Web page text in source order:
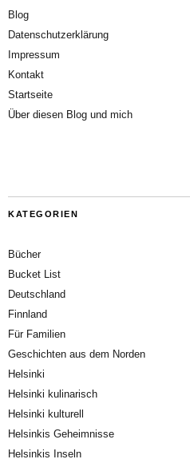
Blog
Datenschutzerklärung
Impressum
Kontakt
Startseite
Über diesen Blog und mich
KATEGORIEN
Bücher
Bucket List
Deutschland
Finnland
Für Familien
Geschichten aus dem Norden
Helsinki
Helsinki kulinarisch
Helsinki kulturell
Helsinkis Geheimnisse
Helsinkis Inseln